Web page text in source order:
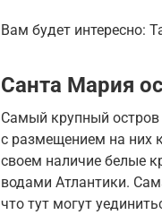
Вам будет интересно:
Санта Мария
Самый крупный остров
с размещением на них
своем наличие белые
водами Атлантики.
что тут могут